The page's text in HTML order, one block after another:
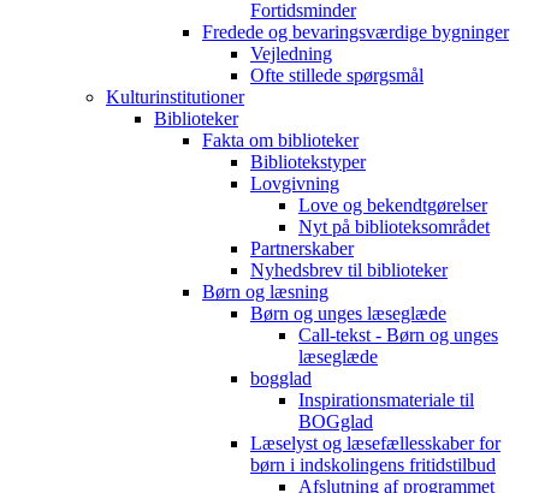
Fortidsminder
Fredede og bevaringsværdige bygninger
Vejledning
Ofte stillede spørgsmål
Kulturinstitutioner
Biblioteker
Fakta om biblioteker
Bibliotekstyper
Lovgivning
Love og bekendtgørelser
Nyt på biblioteksområdet
Partnerskaber
Nyhedsbrev til biblioteker
Børn og læsning
Børn og unges læseglæde
Call-tekst - Børn og unges
læseglæde
bogglad
Inspirationsmateriale til
BOGglad
Læselyst og læsefællesskaber for
børn i indskolingens fritidstilbud
Afslutning af programmet